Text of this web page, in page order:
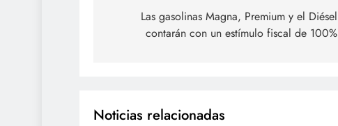
entradas
Las gasolinas Magna, Premium y el Diésel
contarán con un estímulo fiscal de 100%
Noticias relacionadas